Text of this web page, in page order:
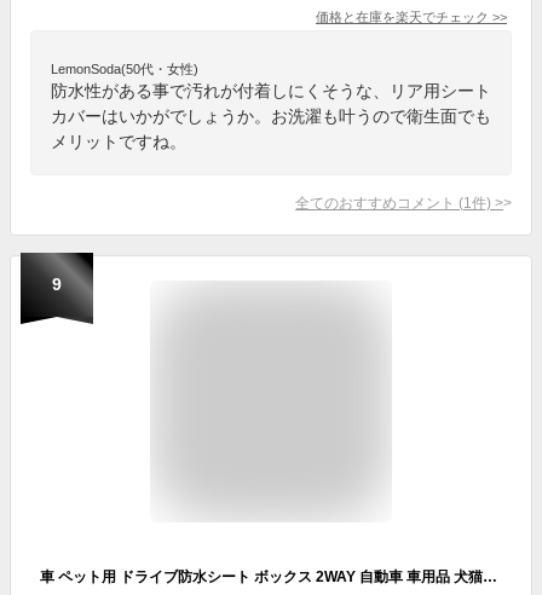
価格と在庫を楽天でチェック >>
LemonSoda(50代・女性)
防水性がある事で汚れが付着しにくそうな、リア用シート
カバーはいかがでしょうか。お洗濯も叶うので衛生面でも
メリットですね。
全てのおすすめコメント (1 件) >
9
車 ペット用 ドライブ防水シート ボックス 2WAY 自動車 車用品 犬猫ドライブ用品 車用 ペットシート カーシートカバー ドライブボックス 犬 車 シート ボックス ペットドライブシート トランクシート ビッグサイズ 収納便利 4色